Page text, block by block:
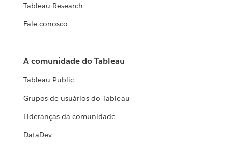
Tableau Research
Fale conosco
A comunidade do Tableau
Tableau Public
Grupos de usuários do Tableau
Lideranças da comunidade
DataDev